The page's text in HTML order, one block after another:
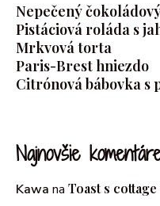
Nepečený
Pistáciová roláda s
Mrkvová torta
Paris-Brest hniezdo
Citrónová bábovka s
Najnovšie
Kawa na Toast s